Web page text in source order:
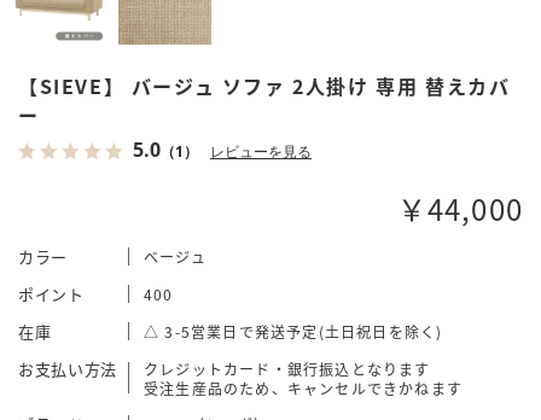
【SIEVE】 バージュ ソファ 2人掛け 専用 替えカバ
ー
5.0 （1） レビューを見る
￥44,000
カラー ベージュ
ポイント 400
在庫 △ 3-5営業日で発送予定(土日祝日を除く)
お支払い方法
クレジットカード・銀行振込となります
受注生産品のため、キャンセルできかねます